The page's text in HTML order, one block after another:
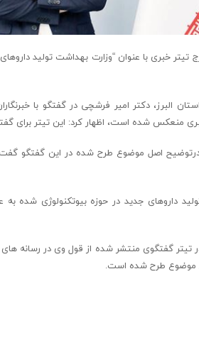
خبری با عنوان “وزارت بهداشت تولید
البرز، دکتر امیر فرشچی در گفتگو با
منعکس شده است، اظهار کرد: این تیتر برای
درتوضیح اصل موضوع طرح شده در این گفتگو
داروهای جدید در حوزه بیوتکنولوژی شده
گفتگوی منتشر شده از قول وی در رسانه
موضوع طرح شده است.